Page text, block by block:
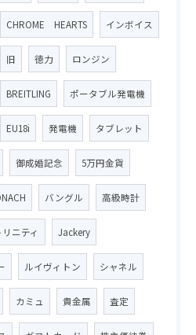
CHROME HEARTS インボイス
旧 徳力 ロンジン
BREITLING ポータブル発電機
EU18i 発電機 タブレット
御成婚記念 5万円金貨
バングル 高級時計
リニティ Jackery
ルイヴィトン シャネル
カミュ 貴金属 査定